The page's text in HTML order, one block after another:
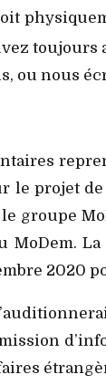
toujours
ou nous
le projet
groupe
MoDem.
2020